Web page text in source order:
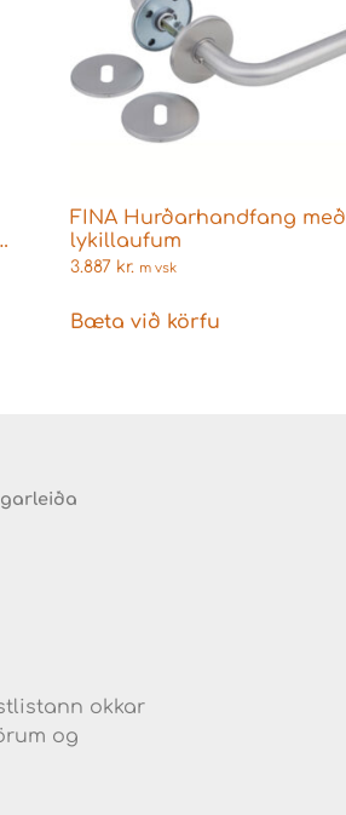
FINA Hurðarhandfang með
lykillaufum
3.887 kr. m vsk
Bæta við körfu
okkar
og